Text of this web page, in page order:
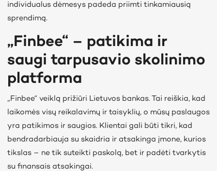
individualus dėmesys padeda priimti tinkamiausią
sprendimą.
„Finbee“ – patikima ir
saugi tarpusavio skolinimo
platforma
„Finbee“ veiklą prižiūri Lietuvos bankas. Tai reiškia, kad
laikomės visų reikalavimų ir taisyklių, o mūsų paslaugos
yra patikimos ir saugios. Klientai gali būti tikri, kad
bendradarbiauja su skaidria ir atsakinga įmone, kurios
tikslas – ne tik suteikti paskolą, bet ir padėti tvarkytis
su finansais atsakingai.